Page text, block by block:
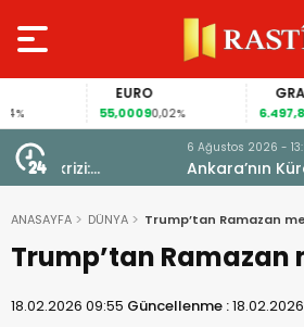
EURO
55,00090,02%
GRAM
6.497,86
6 Ağustos 2026 - 13:24
Ankara’nın Kürd kumarı:
Meclis’e uzanan yol
ANASAYFA DÜNYA Trump’tan Ramazan
Trump’tan Ramazan
18.02.2026 09:55 Güncellenme :